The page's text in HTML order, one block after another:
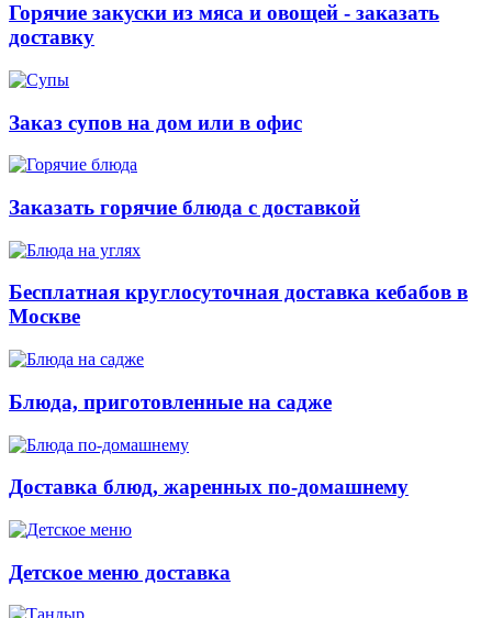
Горячие закуски из мяса и овощей - заказать
доставку
Заказ супов на дом или в офис
Заказать горячие блюда с доставкой
Бесплатная круглосуточная доставка кебабов в
Москве
Блюда, приготовленные на садже
Доставка блюд, жаренных по-домашнему
Детское меню доставка